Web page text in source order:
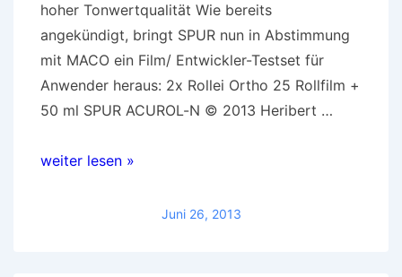
hoher Tonwertqualität Wie bereits
angekündigt, bringt SPUR nun in Abstimmung
mit MACO ein Film/ Entwickler-Testset für
Anwender heraus: 2x Rollei Ortho 25 Rollfilm +
50 ml SPUR ACUROL-N © 2013 Heribert …
Das
weiter lesen »
Juni 26, 2013